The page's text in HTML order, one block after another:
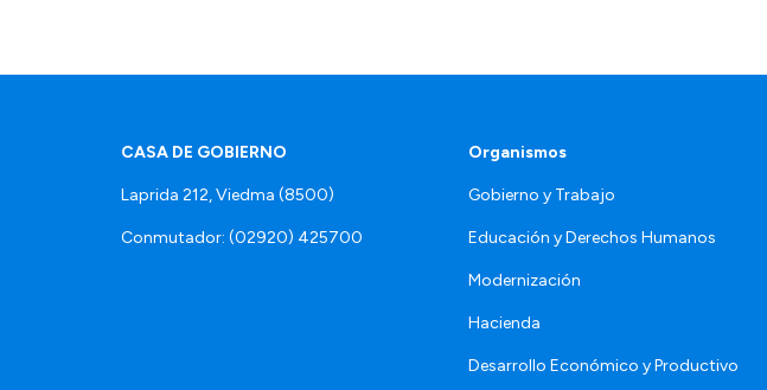
CASA DE GOBIERNO
Laprida 212, Viedma (8500)
Conmutador: (02920) 425700
Organismos
Gobierno y Trabajo
Educación y Derechos Humanos
Modernización
Hacienda
Desarrollo Económico y Productivo